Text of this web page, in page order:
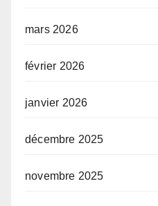
mars 2026
février 2026
janvier 2026
décembre 2025
novembre 2025